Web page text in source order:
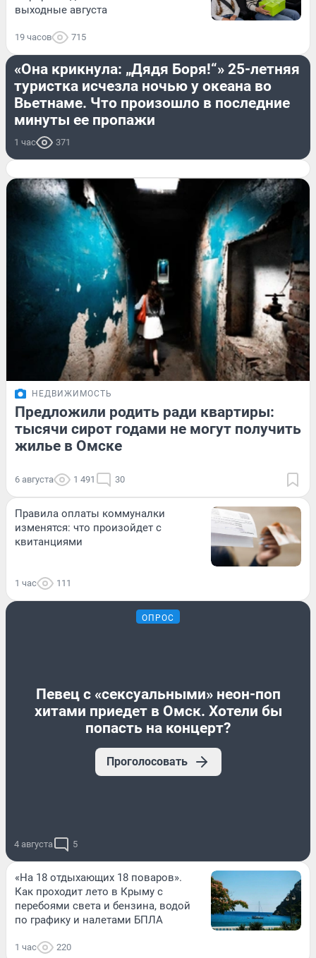
выходные августа
19 часов 715
ПРОИСШЕСТВИЯ
«Она крикнула: „Дядя Боря!“» 25-летняя
туристка исчезла ночью у океана во
Вьетнаме. Что произошло в последние
минуты ее пропажи
1 час 371
НЕДВИЖИМОСТЬ
Предложили родить ради квартиры:
тысячи сирот годами не могут получить
жилье в Омске
6 августа 1 491 30
Правила оплаты коммуналки
изменятся: что произойдет с
квитанциями
1 час 111
ОПРОС
Певец с «сексуальными» неон-поп
хитами приедет в Омск. Хотели бы
попасть на концерт?
Проголосовать
4 августа 5
«На 18 отдыхающих 18 поваров».
Как проходит лето в Крыму с
перебоями света и бензина, водой
по графику и налетами БПЛА
1 час 220